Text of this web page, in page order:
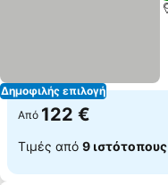
Δημοφιλής επιλογή
Από 122 €
Τιμές από 9 ιστότοπους